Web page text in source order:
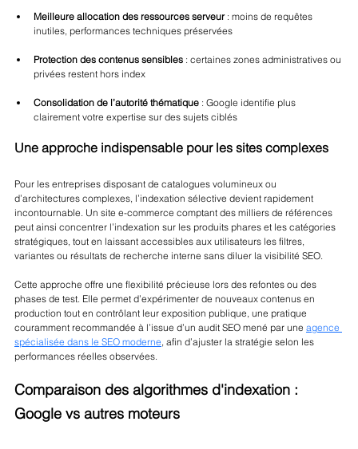
Meilleure allocation des ressources serveur : moins de requêtes
inutiles, performances techniques préservées
Protection des contenus sensibles : certaines zones administratives ou
privées restent hors index
Consolidation de l’autorité thématique : Google identifie plus
clairement votre expertise sur des sujets ciblés
Une approche indispensable pour les sites complexes
Pour les entreprises disposant de catalogues volumineux ou
d’architectures complexes, l’indexation sélective devient rapidement
incontournable. Un site e-commerce comptant des milliers de références
peut ainsi concentrer l’indexation sur les produits phares et les catégories
stratégiques, tout en laissant accessibles aux utilisateurs les filtres,
variantes ou résultats de recherche interne sans diluer la visibilité SEO.
Cette approche offre une flexibilité précieuse lors des refontes ou des
phases de test. Elle permet d’expérimenter de nouveaux contenus en
production tout en contrôlant leur exposition publique, une pratique
couramment recommandée à l’issue d’un audit SEO mené par une agence
spécialisée dans le SEO moderne , afin d’ajuster la stratégie selon les
performances réelles observées.
Comparaison des algorithmes d'indexation :
Google vs autres moteurs